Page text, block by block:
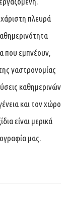
πλευρά
που εμπνέουν,
γαστρονομίας
καθημερινών
και τον χώρο
είναι μερικά
μας.